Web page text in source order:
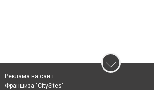
Реклама на сайті
Франшиза "CitySites"